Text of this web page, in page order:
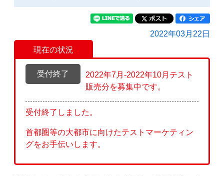
2022年03月22日
現在の状況
受付終了
2022年7月-2022年10月テスト
販売分を募集中です。
受付終了しました。
首都圏等の大都市に向けたテストマーケティン
グをお手伝いします。